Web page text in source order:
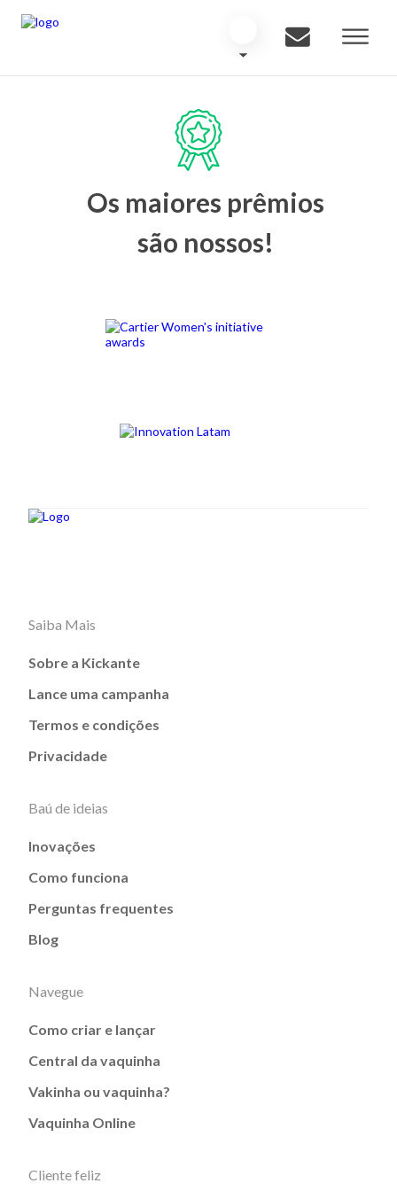
Os maiores prêmios
são nossos!
Saiba Mais
Sobre a Kickante
Lance uma campanha
Termos e condições
Privacidade
Baú de ideias
Inovações
Como funciona
Perguntas frequentes
Blog
Navegue
Como criar e lançar
Central da vaquinha
Vakinha ou vaquinha?
Vaquinha Online
Cliente feliz